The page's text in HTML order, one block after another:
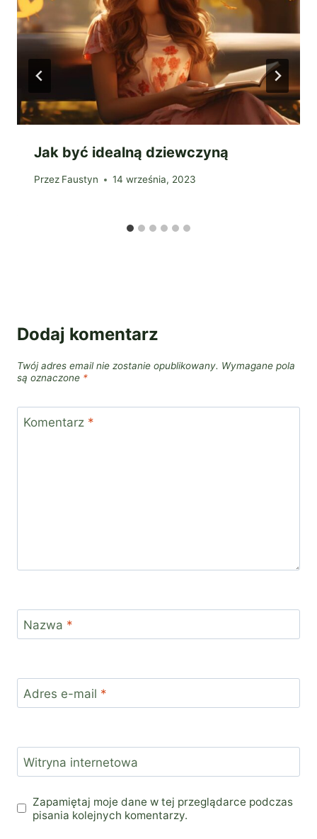
Jak być idealną dziewczyną
Przez Faustyn 14 września, 2023
Dodaj komentarz
Twój adres email nie zostanie opublikowany. Wymagane pola
są oznaczone *
Komentarz *
Nazwa *
Adres e-mail *
Witryna internetowa
Zapamiętaj moje dane w tej przeglądarce podczas
pisania kolejnych komentarzy.